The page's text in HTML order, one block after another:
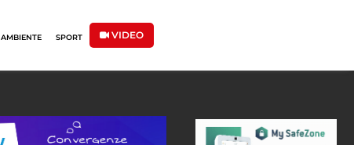
AMBIENTE SPORT VIDEO